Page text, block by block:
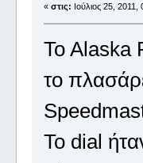
« στις: Ιούλιος 25,
To Alaska
το
Το dial